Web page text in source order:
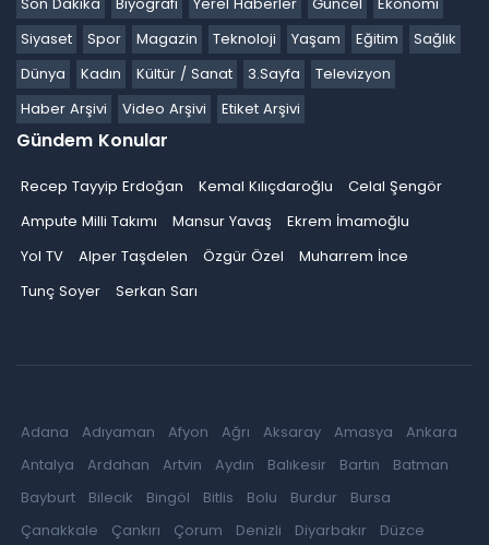
Siyaset
Spor Magazin Teknoloji Yaşam Eğitim
Sağlık
Dünya
Kadın Kültür / Sanat 3.Sayfa
Televizyon
Haber Arşivi
Video Arşivi Etiket Arşivi
Gündem Konular
Recep Tayyip Erdoğan Kemal Kılıçdaroğlu
Celal Şengör
Ampute Milli Takımı
Mansur Yavaş
Ekrem İmamoğlu
Yol TV
Alper Taşdelen Özgür Özel
Muharrem İnce
Tunç Soyer
Serkan Sarı
Adana Adıyaman Afyon Ağrı Aksaray Amasya
Ankara
Antalya
Ardahan Artvin Aydın Balıkesir Bartın
Batman
Bayburt
Bilecik Bingöl Bitlis Bolu Burdur
Bursa
Çanakkale
Çankırı Çorum Denizli Diyarbakır Düzce